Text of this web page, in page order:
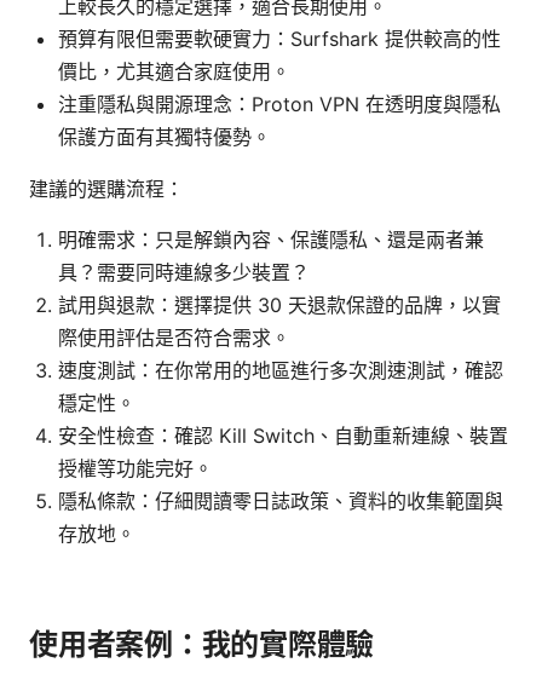
上較長久的穩定選擇，適合長期使用。
預算有限但需要軟硬實力：Surfshark 提供較高的性
價比，尤其適合家庭使用。
注重隱私與開源理念：Proton VPN 在透明度與隱私
保護方面有其獨特優勢。
建議的選購流程：
明確需求：只是解鎖內容、保護隱私、還是兩者兼
具？需要同時連線多少裝置？
試用與退款：選擇提供 30 天退款保證的品牌，以實
際使用評估是否符合需求。
速度測試：在你常用的地區進行多次測速測試，確認
穩定性。
安全性檢查：確認 Kill Switch、自動重新連線、裝置
授權等功能完好。
隱私條款：仔細閱讀零日誌政策、資料的收集範圍與
存放地。
使用者案例：我的實際體驗